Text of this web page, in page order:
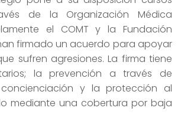
de la Organización Médica
el COMT y la Fundación
firmado un acuerdo para apoyar
sufren agresiones. La firma tiene
la prevención a través de
y la protección al
mediante una cobertura por baja